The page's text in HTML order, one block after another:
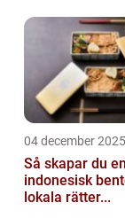
04 december 2025
Så skapar du en
indonesisk
lokala rätter...